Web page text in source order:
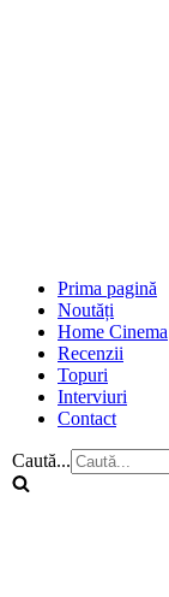
Prima pagină
Noutăți
Home Cinema
Recenzii
Topuri
Interviuri
Contact
Caută...